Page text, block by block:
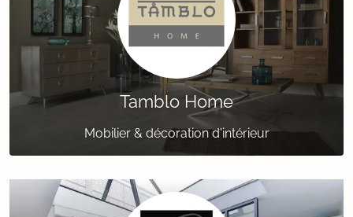
Tamblo Home
Mobilier & décoration d'intérieur